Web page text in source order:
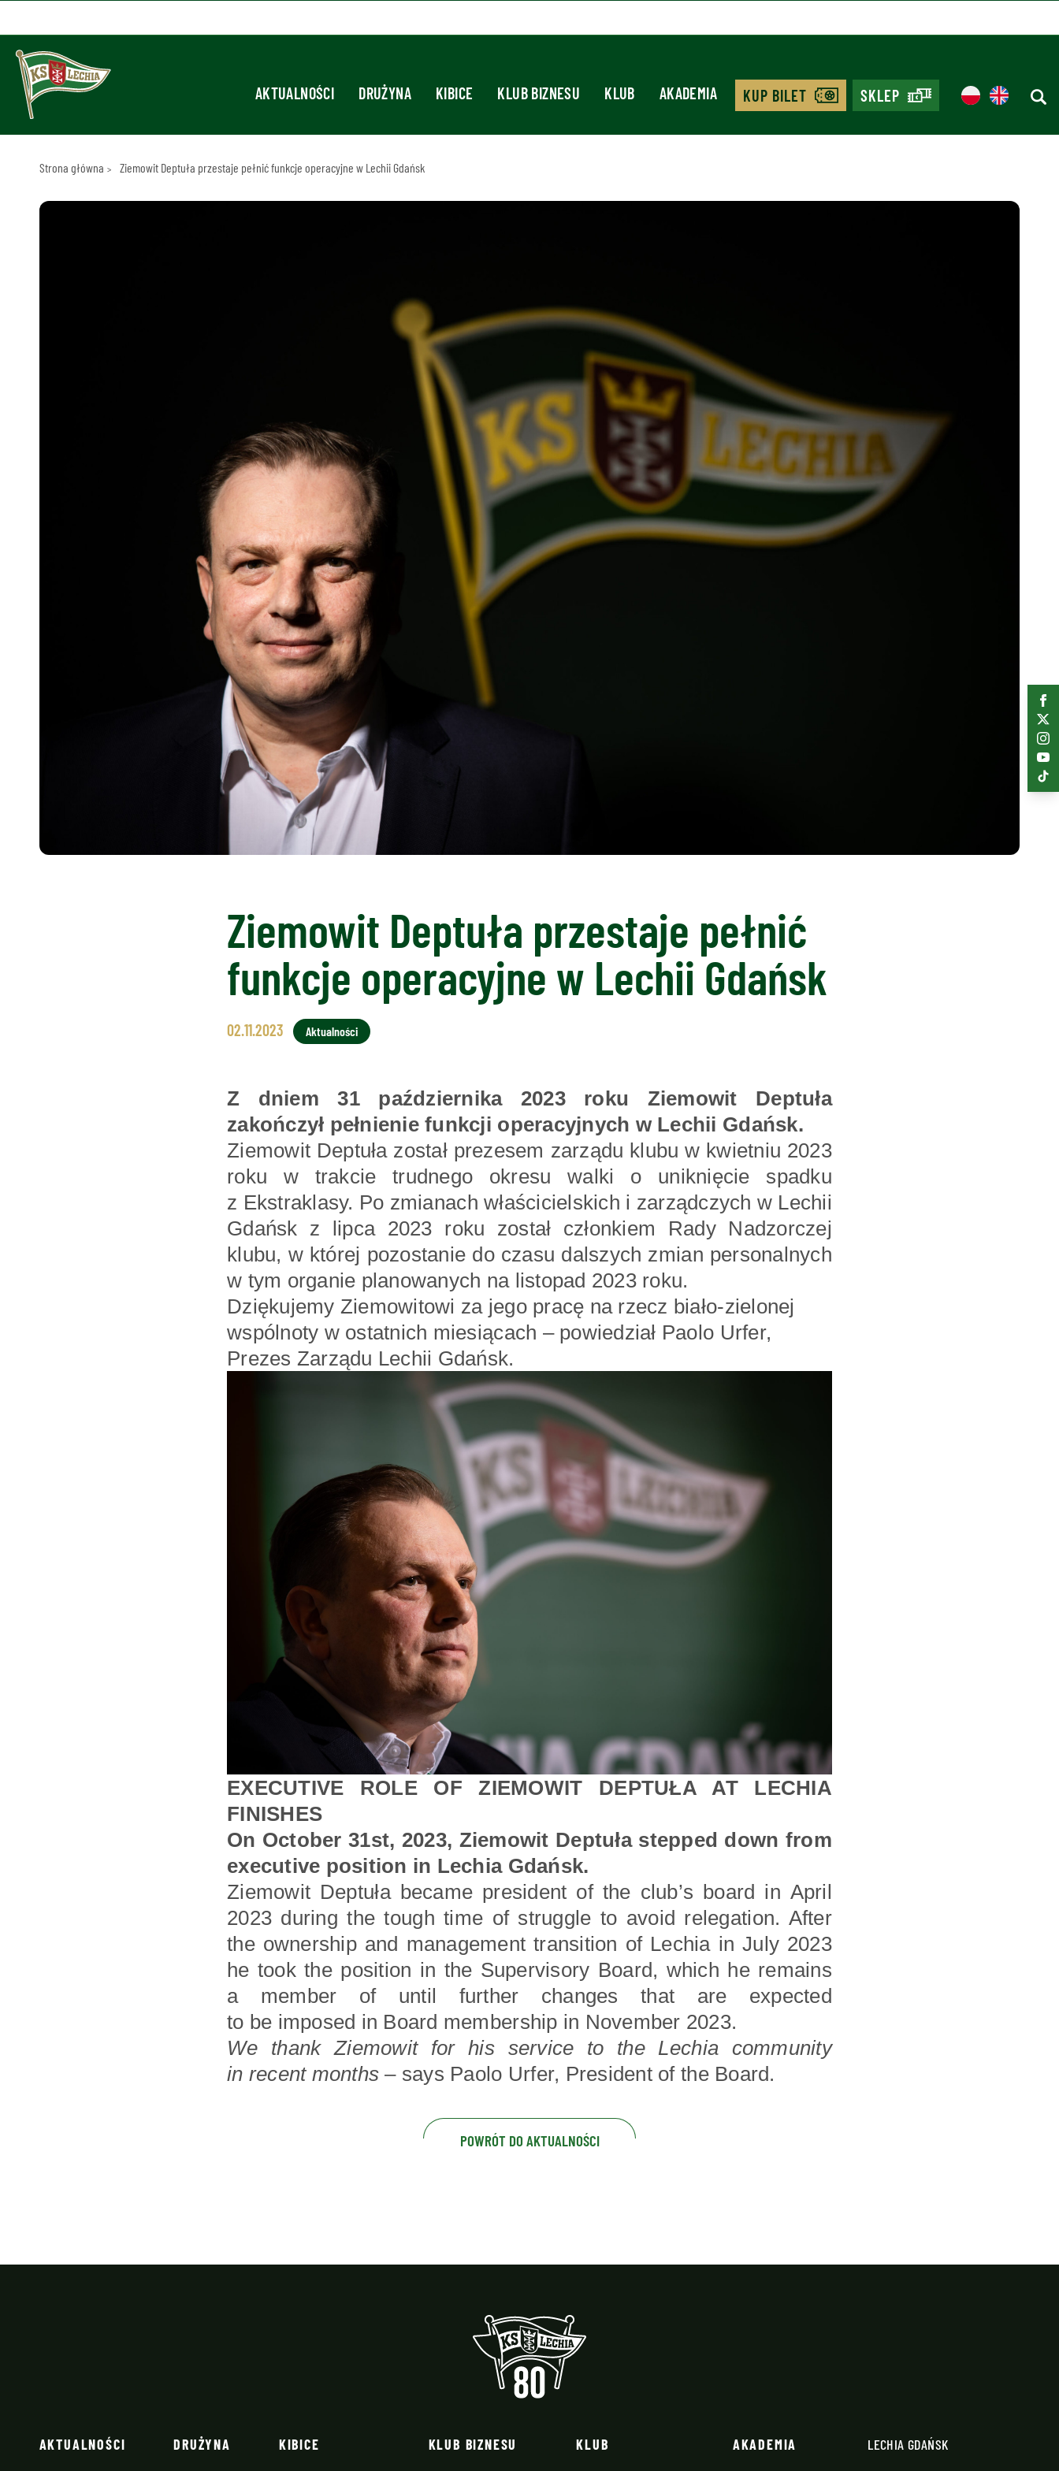
AKTUALNOŚCI DRUŻYNA KIBICE KLUB BIZNESU KLUB AKADEMIA KUP BILET SKLEP
Strona główna Ziemowit Deptuła przestaje pełnić funkcje operacyjne w Lechii Gdańsk
Ziemowit Deptuła przestaje pełnić
funkcje operacyjne w Lechii Gdańsk
02.11.2023 Aktualności
Z dniem 31 października 2023 roku Ziemowit Deptuła
zakończył pełnienie funkcji operacyjnych w Lechii Gdańsk.
Ziemowit Deptuła został prezesem zarządu klubu w kwietniu 2023
roku w trakcie trudnego okresu walki o uniknięcie spadku
z Ekstraklasy. Po zmianach właścicielskich i zarządczych w Lechii
Gdańsk z lipca 2023 roku został członkiem Rady Nadzorczej
klubu, w której pozostanie do czasu dalszych zmian personalnych
w tym organie planowanych na listopad 2023 roku.
Dziękujemy Ziemowitowi za jego pracę na rzecz biało-zielonej
wspólnoty w ostatnich miesiącach – powiedział Paolo Urfer,
Prezes Zarządu Lechii Gdańsk.
EXECUTIVE ROLE OF ZIEMOWIT DEPTUŁA AT LECHIA
FINISHES
On October 31st, 2023, Ziemowit Deptuła stepped down from
executive position in Lechia Gdańsk.
Ziemowit Deptuła became president of the club’s board in April
2023 during the tough time of struggle to avoid relegation. After
the ownership and management transition of Lechia in July 2023
he took the position in the Supervisory Board, which he remains
a member of until further changes that are expected
to be imposed in Board membership in November 2023.
We thank Ziemowit for his service to the Lechia community
in recent months – says Paolo Urfer, President of the Board.
POWRÓT DO AKTUALNOŚCI
AKTUALNOŚCI DRUŻYNA KIBICE KLUB BIZNESU KLUB AKADEMIA LECHIA GDAŃSK